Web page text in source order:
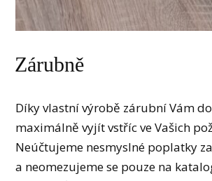
Zárubně
Díky vlastní výrobě zárubní Vám
maximálně vyjít vstříc ve Vašich
Neúčtujeme nesmyslné poplatky
a neomezujeme se pouze na